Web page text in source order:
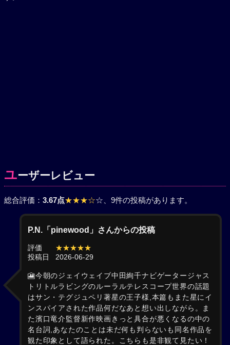
ユーザーレビュー
総合評価： 3.67点★★★☆☆ 、9件の投稿があります。
P.N.「pinewood」さんからの投稿
評価
★★★★★
投稿日
2026-06-29
🎦今朝のジェイウェイブ中田絢千ナビゲータージャス
トリトルラビングのルーラルテレスコープ世界の話題
はサン・テグジュペリ著星の王子様,本篇もまた星にイ
ンスパイアされた作品何だなあと想い出しながら。ま
た濱口竜介監督新作映画きっと具合が悪くなるの中の
名台詞,あなたのことは未だ何も判らないも同名作品を
観た印象として語られた。こちらも是非観て見たい！